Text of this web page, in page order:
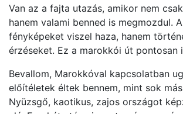
Van az a fajta utazás, amikor nem
hanem valami benned is megmozdul.
fényképeket viszel haza, hanem
érzéseket. Ez a marokkói út pontosan
Bevallom, Marokkóval kapcsolatban
előítéletek éltek bennem, mint sok
Nyüzsgő, kaotikus, zajos országot